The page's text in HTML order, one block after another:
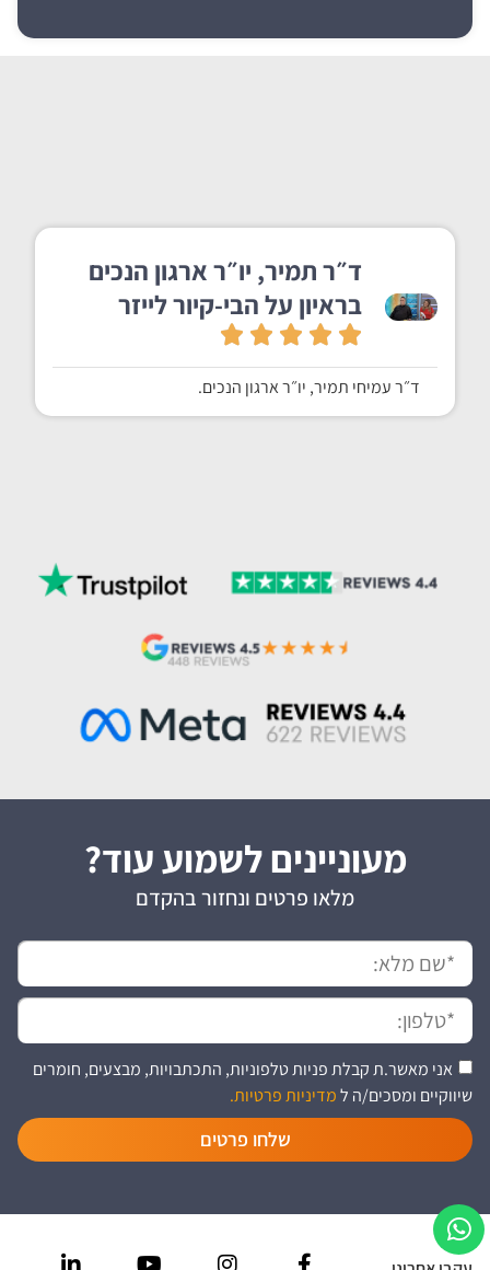
ד״ר תמיר, יו״ר ארגון הנכים
בראיון על הבי-קיור לייזר
ד״ר עמיחי תמיר, יו״ר ארגון הנכים.
מעוניינים לשמוע עוד?
מלאו פרטים ונחזור בהקדם
אני מאשר.ת קבלת פניות טלפוניות, התכתבויות, מבצעים, חומרים
שיווקיים ומסכים/ה למדיניות פרטיות.
שלחו פרטים